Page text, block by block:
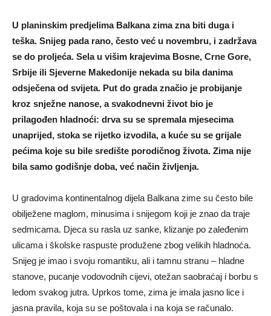
U planinskim predjelima Balkana zima zna biti duga i
teška. Snijeg pada rano, često već u novembru, i zadržava
se do proljeća. Sela u višim krajevima Bosne, Crne Gore,
Srbije ili Sjeverne Makedonije nekada su bila danima
odsječena od svijeta. Put do grada značio je probijanje
kroz snježne nanose, a svakodnevni život bio je
prilagođen hladnoći: drva su se spremala mjesecima
unaprijed, stoka se rijetko izvodila, a kuće su se grijale
pećima koje su bile središte porodičnog života. Zima nije
bila samo godišnje doba, već način življenja.
U gradovima kontinentalnog dijela Balkana zime su često bile
obilježene maglom, minusima i snijegom koji je znao da traje
sedmicama. Djeca su rasla uz sanke, klizanje po zaleđenim
ulicama i školske raspuste produžene zbog velikih hladnoća.
Snijeg je imao i svoju romantiku, ali i tamnu stranu – hladne
stanove, pucanje vodovodnih cijevi, otežan saobraćaj i borbu s
ledom svakog jutra. Uprkos tome, zima je imala jasno lice i
jasna pravila, koja su se poštovala i na koja se računalo.